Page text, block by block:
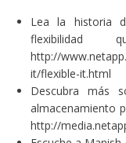
Lea la historia
flexibilidad
http://
it/flexible-it.html
Descubra más
almacenamiento
http://